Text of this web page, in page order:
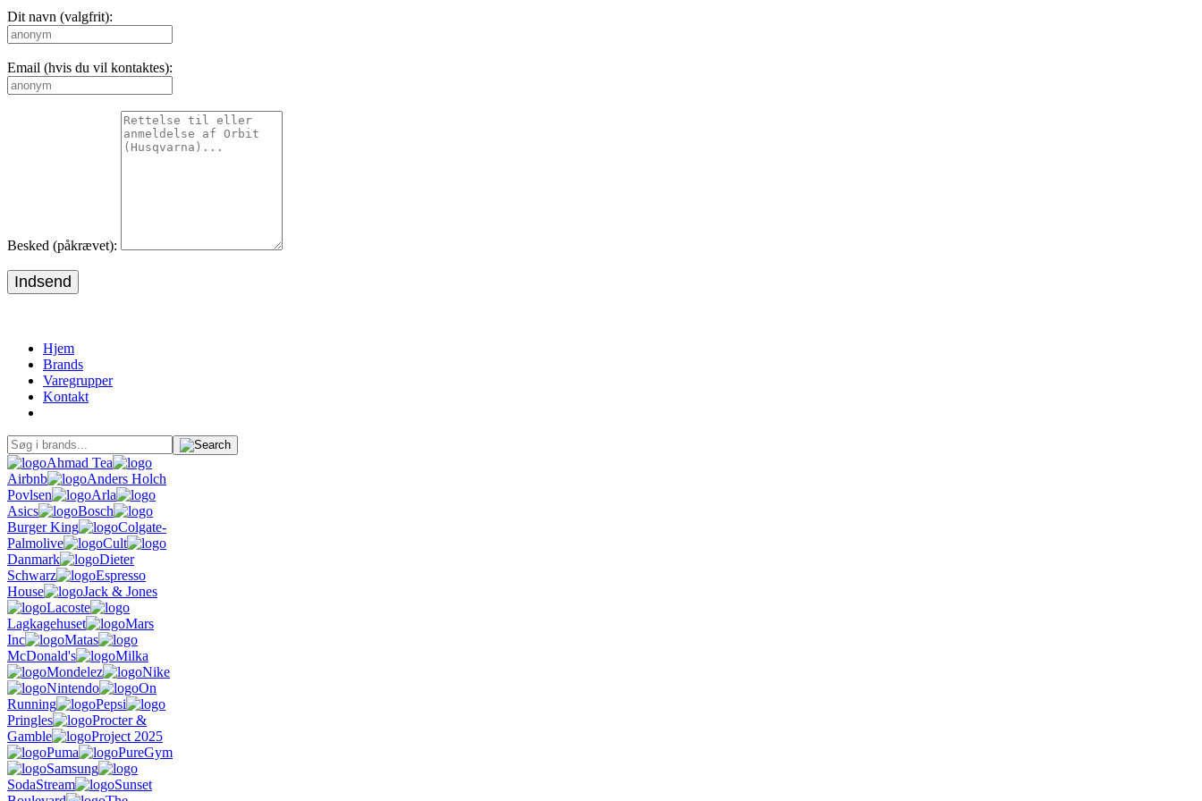
Dit navn (valgfrit):
Email (hvis du vil kontaktes):
Besked (påkrævet):
Indsend
Hjem
Brands
Varegrupper
Kontakt
Ahmad Tea
Airbnb
Anders Holch
Povlsen
Arla
Asics
Bosch
Burger King
Colgate-
Palmolive
Cult
Danmark
Dieter
Schwarz
Espresso
House
Jack & Jones
Lacoste
Lagkagehuset
Mars
Inc
Matas
McDonald's
Milka
Mondelez
Nike
Nintendo
On
Running
Pepsi
Pringles
Procter &
Gamble
Project 2025
Puma
PureGym
Samsung
SodaStream
Sunset